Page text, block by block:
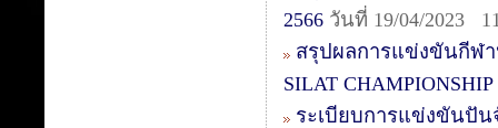
2566 วันที่ 19/04/2023
สรุปผลการแข่งขันกีฬา
SILAT CHAMPIONSHIP
ระเบียบการแข่งขันปัน